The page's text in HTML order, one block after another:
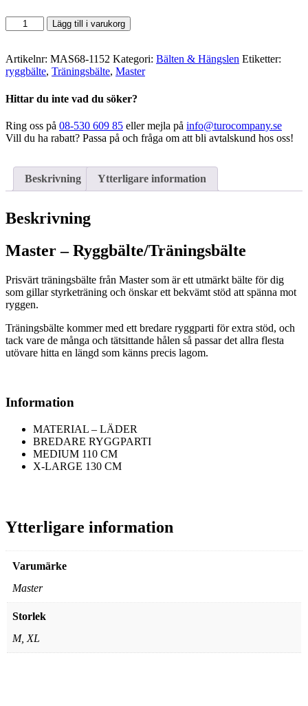
Master
-
mängd
Lägg till i varukorg
Artikelnr: MAS68-1152 Kategori: Bälten & Hängslen Etiketter:
ryggbälte, Träningsbälte, Master
Hittar du inte vad du söker?
Ring oss på 08-530 609 85 eller mejla på info@turocompany.se
Vill du ha rabatt? Passa på och fråga om att bli avtalskund hos oss!
Beskrivning Ytterligare information
Beskrivning
Master – Ryggbälte/Träningsbälte
Prisvärt träningsbälte från Master som är ett utmärkt bälte för dig
som gillar styrketräning och önskar ett bekvämt stöd att spänna mot
ryggen.
Träningsbälte kommer med ett bredare ryggparti för extra stöd, och
tack vare de många och tätsittande hålen så passar det allra flesta
utövare hitta en längd som känns precis lagom.
Information
MATERIAL – LÄDER
BREDARE RYGGPARTI
MEDIUM 110 CM
X-LARGE 130 CM
Ytterligare information
Varumärke
Master
Storlek
M, XL